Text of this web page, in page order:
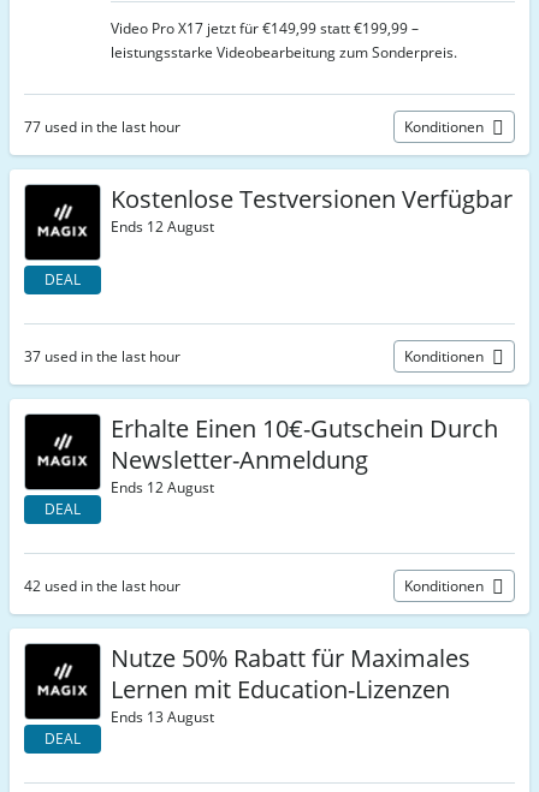
Video Pro X17 jetzt für €149,99 statt €199,99 –
leistungsstarke Videobearbeitung zum Sonderpreis.
77 used in the last hour Konditionen
DEAL
Kostenlose Testversionen Verfügbar
Ends 12 August
37 used in the last hour Konditionen
DEAL
Erhalte Einen 10€-Gutschein Durch
Newsletter-Anmeldung
Ends 12 August
42 used in the last hour Konditionen
DEAL
Nutze 50% Rabatt für Maximales
Lernen mit Education-Lizenzen
Ends 13 August